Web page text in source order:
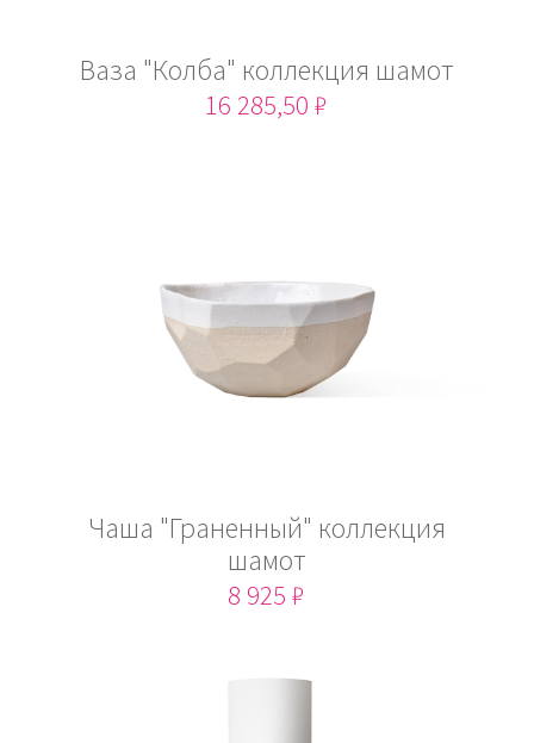
Ваза "Колба" коллекция шамот
16 285,50 ₽
Чаша "Граненный" коллекция
шамот
8 925 ₽